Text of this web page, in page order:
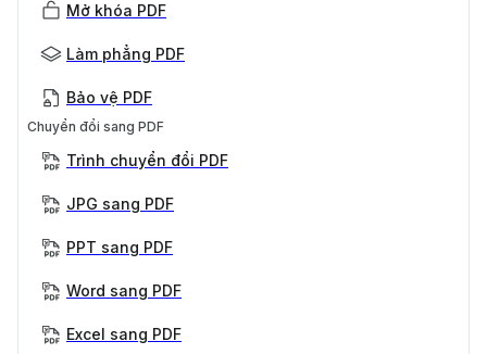
Mở khóa PDF
Làm phẳng PDF
Bảo vệ PDF
Chuyển đổi sang PDF
Trình chuyển đổi PDF
JPG sang PDF
PPT sang PDF
Word sang PDF
Excel sang PDF